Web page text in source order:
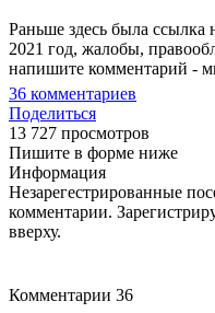
Раньше здесь была ссылка
2021 год, жалобы,
напишите комментарий -
36 комментариев
Поделиться
13 727 просмотров
Пишите в форме ниже
Информация
Незарегестрированные
комментарии.
вверху.
Комментарии 36